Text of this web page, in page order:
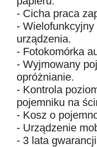
- Cicha praca
-
urządzenia.
- Fotokomórka
- Wyjmowany
opróżnianie.
- Kontrola
pojemniku na
- Kosz o
- Urządzenie
- 3 lata